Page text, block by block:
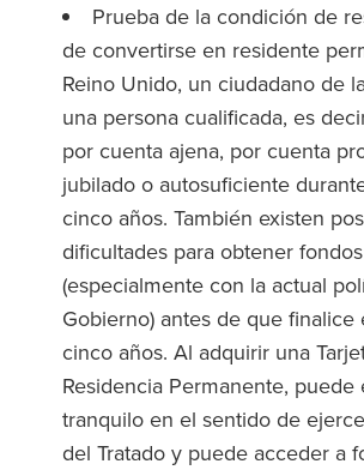
Prueba de la condición de
de convertirse en residente
Reino Unido, un ciudadano de
una persona cualificada, es
por cuenta ajena, por cuenta
jubilado o autosuficiente
cinco años. También existen
dificultades para obtener
(especialmente con la actual
Gobierno) antes de que
cinco años. Al adquirir una
Residencia Permanente, puede
tranquilo en el sentido de
del Tratado y puede acceder a